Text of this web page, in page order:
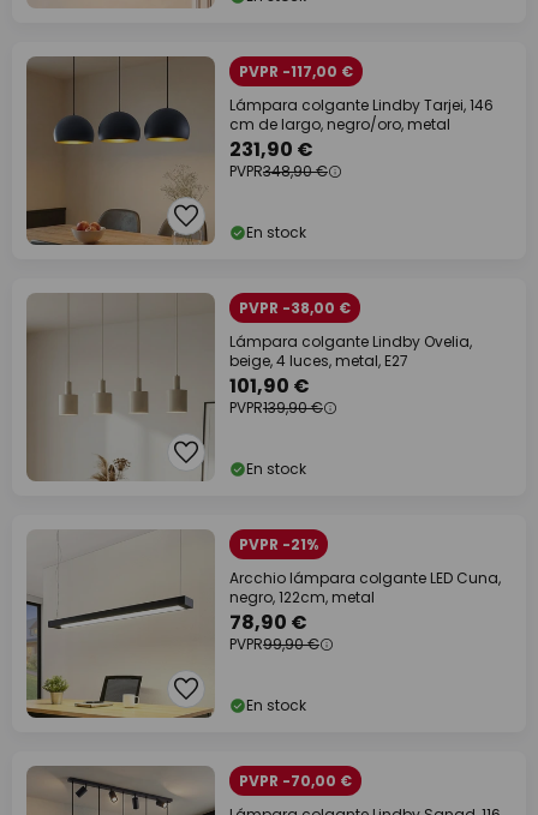
PVPR -117,00 €
Lámpara colgante Lindby Tarjei, 146
cm de largo, negro/oro, metal
231,90 €
PVPR348,90 €
En stock
PVPR -38,00 €
Lámpara colgante Lindby Ovelia,
beige, 4 luces, metal, E27
101,90 €
PVPR139,90 €
En stock
PVPR -21%
Arcchio lámpara colgante LED Cuna,
negro, 122cm, metal
78,90 €
PVPR99,90 €
En stock
PVPR -70,00 €